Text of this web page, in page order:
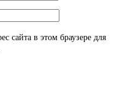
сайта в этом браузере для